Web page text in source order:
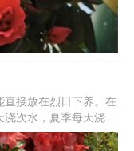
接放在烈日下养。在
次水，夏季每天浇次
浓肥和生肥。温度最好